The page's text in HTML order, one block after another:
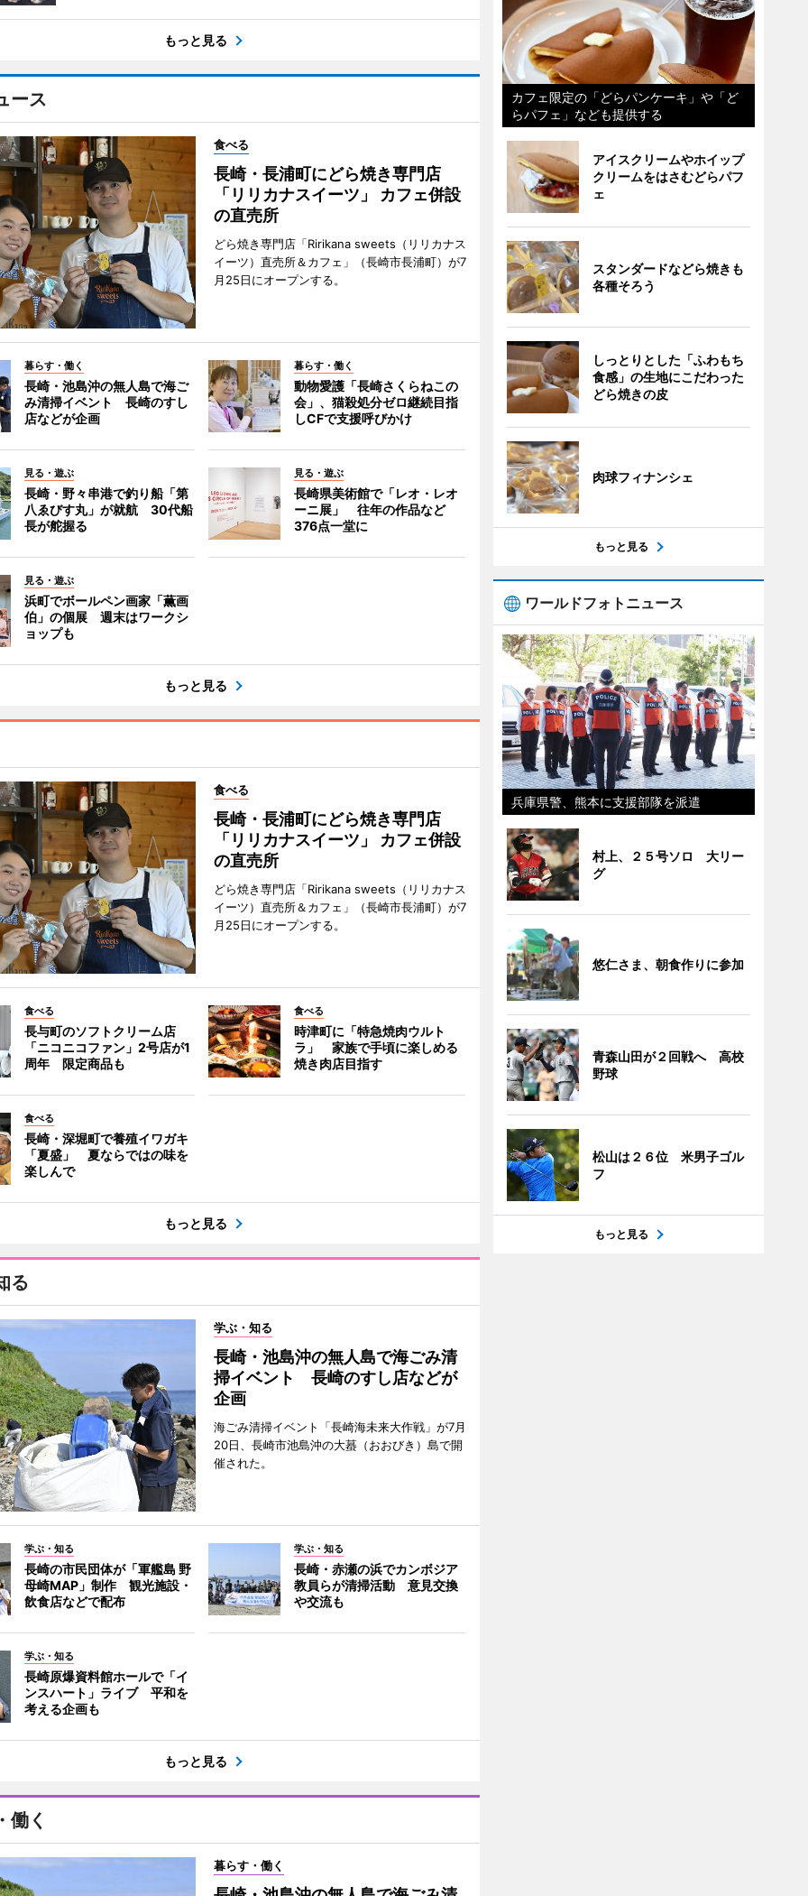
もっと見る
ース
食べる
長崎・長浦町にどら焼き専門店
「リリカナスイーツ」 カフェ併設
の直売所
どら焼き専門店「Ririkana sweets（リリカナス
イーツ）直売所＆カフェ」（長崎市長浦町）が7
月25日にオープンする。
暮らす・働く
長崎・池島沖の無人島で海ご
み清掃イベント 長崎のすし
店などが企画
暮らす・働く
動物愛護「長崎さくらねこの
会」、猫殺処分ゼロ継続目指
しCFで支援呼びかけ
見る・遊ぶ
長崎・野々串港で釣り船「第
八ゑびす丸」が就航 30代船
長が舵握る
見る・遊ぶ
長崎県美術館で「レオ・レオ
ーニ展」 往年の作品など
376点一堂に
見る・遊ぶ
浜町でボールペン画家「薫画
伯」の個展 週末はワークシ
ョップも
もっと見る
食べる
長崎・長浦町にどら焼き専門店
「リリカナスイーツ」 カフェ併設
の直売所
どら焼き専門店「Ririkana sweets（リリカナス
イーツ）直売所＆カフェ」（長崎市長浦町）が7
月25日にオープンする。
食べる
長与町のソフトクリーム店
「ニコニコファン」2号店が1
周年 限定商品も
食べる
時津町に「特急焼肉ウルト
ラ」 家族で手頃に楽しめる
焼き肉店目指す
食べる
長崎・深堀町で養殖イワガキ
「夏盛」 夏ならではの味を
楽しんで
もっと見る
る
学ぶ・知る
長崎・池島沖の無人島で海ごみ清
掃イベント 長崎のすし店などが
企画
海ごみ清掃イベント「長崎海未来大作戦」が7月
20日、長崎市池島沖の大蟇（おおびき）島で開
催された。
学ぶ・知る
長崎の市民団体が「軍艦島 野
母崎MAP」制作 観光施設・
飲食店などで配布
学ぶ・知る
長崎・赤瀬の浜でカンボジア
教員らが清掃活動 意見交換
や交流も
学ぶ・知る
長崎原爆資料館ホールで「イ
ンスハート」ライブ 平和を
考える企画も
もっと見る
働く
暮らす・働く
カフェ限定の「どらパンケーキ」や「ど
らパフェ」なども提供する
アイスクリームやホイップ
クリームをはさむどらパフ
ェ
スタンダードなどら焼きも
各種そろう
しっとりとした「ふわもち
食感」の生地にこだわった
どら焼きの皮
肉球フィナンシェ
もっと見る
ワールドフォトニュース
兵庫県警、熊本に支援部隊を派遣
村上、２５号ソロ 大リー
グ
悠仁さま、朝食作りに参加
青森山田が２回戦へ 高校
野球
松山は２６位 米男子ゴル
フ
もっと見る